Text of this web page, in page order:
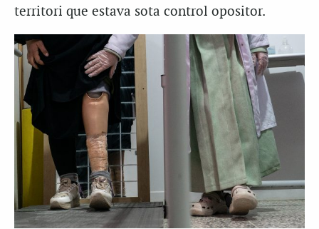
territori que estava sota control opositor.